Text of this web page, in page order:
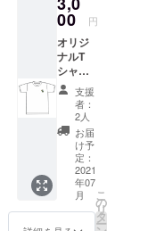
00 円
オリジ
ナルT
シャツ
【kids
】 ＊サ
イズ
70.80.9
0.100.1
10.120
備考欄
にて必
ずサイ
ズのほ
う記載
支援
者：
2人
お届
け予
定：
2021
年07
月
こ
の
リ
タ
ー